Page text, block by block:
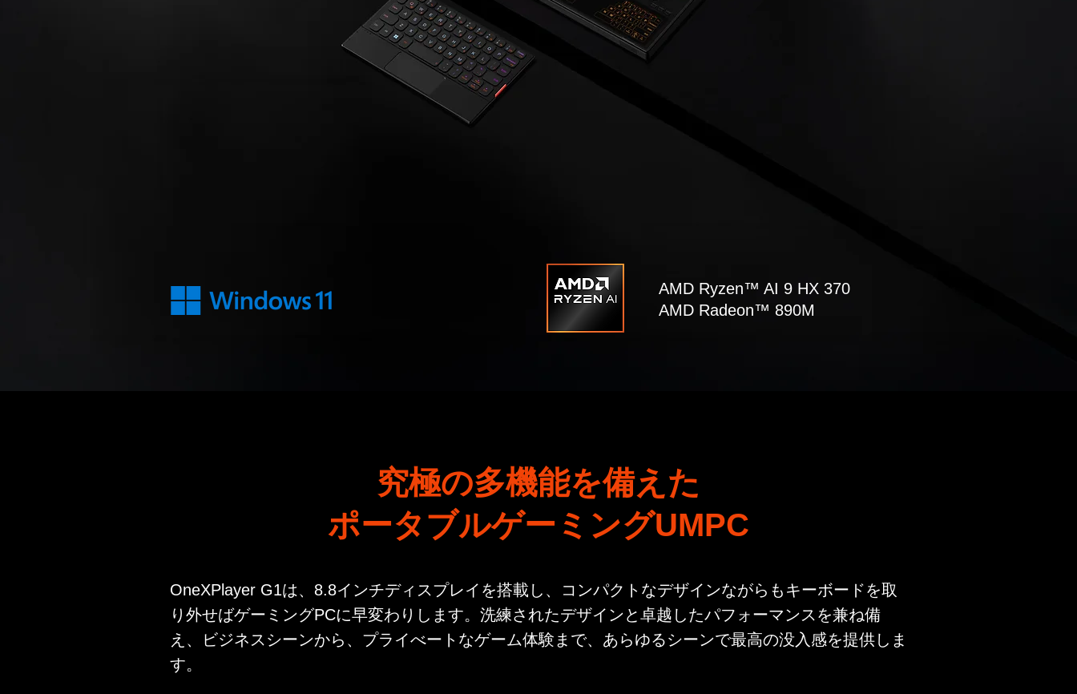
AMD Ryzen™ AI 9 HX 370
AMD Radeon™ 890M
究極の多機能を備えた
ポータブルゲーミングUMPC
OneXPlayer G1は、8.8インチディスプレイを搭載し、コンパクトなデザインながらもキーボードを取
り外せばゲーミングPCに早変わりします。洗練されたデザインと卓越したパフォーマンスを兼ね備
え、ビジネスシーンから、プライべートなゲーム体験まで、あらゆるシーンで最高の没入感を提供しま
す。